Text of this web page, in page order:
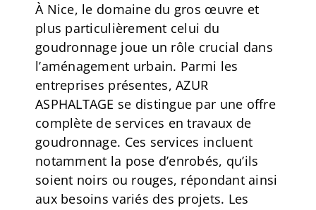
À Nice, le domaine du gros œuvre et
plus particulièrement celui du
goudronnage joue un rôle crucial dans
l’aménagement urbain. Parmi les
entreprises présentes, AZUR
ASPHALTAGE se distingue par une offre
complète de services en travaux de
goudronnage. Ces services incluent
notamment la pose d’enrobés, qu’ils
soient noirs ou rouges, répondant ainsi
aux besoins variés des projets. Les